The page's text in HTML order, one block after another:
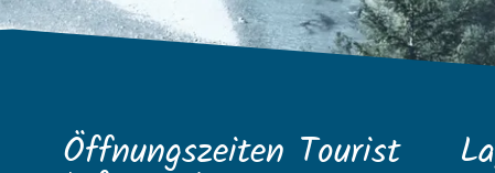
Öffnungszeiten Tourist